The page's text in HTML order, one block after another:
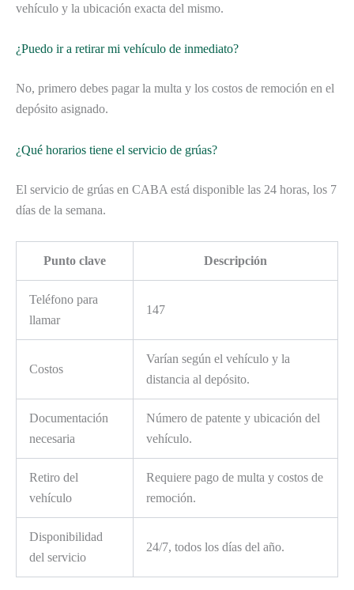
vehículo y la ubicación exacta del mismo.
¿Puedo ir a retirar mi vehículo de inmediato?
No, primero debes pagar la multa y los costos de remoción en el
depósito asignado.
¿Qué horarios tiene el servicio de grúas?
El servicio de grúas en CABA está disponible las 24 horas, los 7
días de la semana.
Punto clave Descripción
Teléfono para
llamar
147
Costos
Varían según el vehículo y la
distancia al depósito.
Documentación
necesaria
Número de patente y ubicación del
vehículo.
Retiro del
vehículo
Requiere pago de multa y costos de
remoción.
Disponibilidad
del servicio
24/7, todos los días del año.